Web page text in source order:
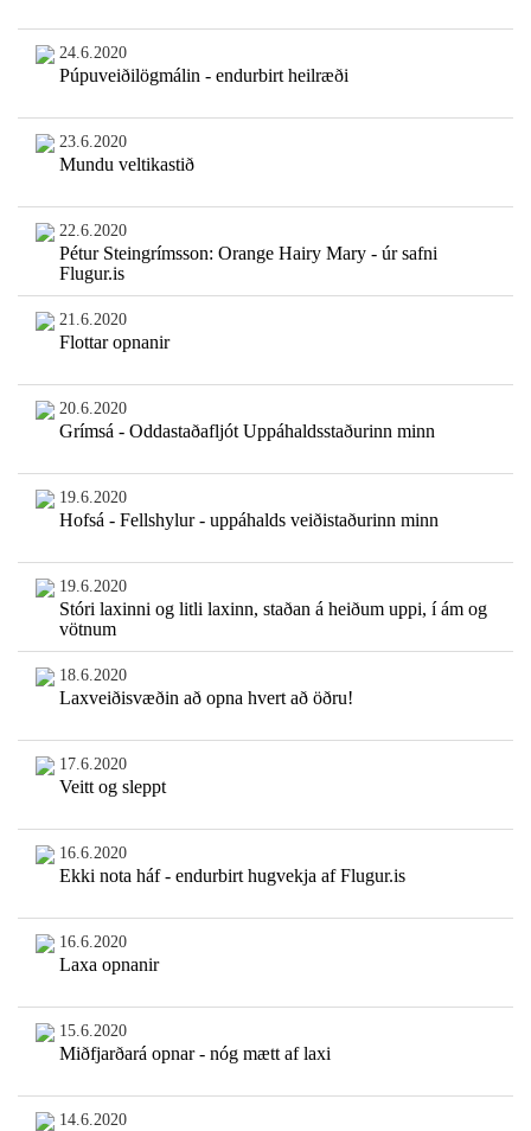
24.6.2020
Púpuveiðilögmálin - endurbirt heilræði
23.6.2020
Mundu veltikastið
22.6.2020
Pétur Steingrímsson: Orange Hairy Mary - úr safni
Flugur.is
21.6.2020
Flottar opnanir
20.6.2020
Grímsá - Oddastaðafljót Uppáhaldsstaðurinn minn
19.6.2020
Hofsá - Fellshylur - uppáhalds veiðistaðurinn minn
19.6.2020
Stóri laxinni og litli laxinn, staðan á heiðum uppi, í ám og
vötnum
18.6.2020
Laxveiðisvæðin að opna hvert að öðru!
17.6.2020
Veitt og sleppt
16.6.2020
Ekki nota háf - endurbirt hugvekja af Flugur.is
16.6.2020
Laxa opnanir
15.6.2020
Miðfjarðará opnar - nóg mætt af laxi
14.6.2020